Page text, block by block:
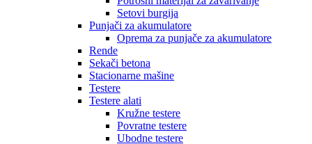
Setovi burgija
Punjači za akumulatore
Oprema za punjače za akumulatore
Rende
Sekači betona
Stacionarne mašine
Testere
Testere alati
Kružne testere
Povratne testere
Ubodne testere